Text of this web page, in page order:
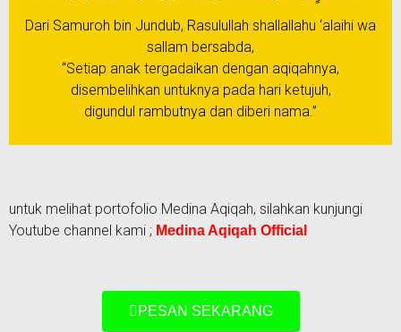
Dari Samuroh bin Jundub, Rasulullah shallallahu ‘alaihi wa
sallam bersabda,
“Setiap anak tergadaikan dengan aqiqahnya,
disembelihkan untuknya pada hari ketujuh,
digundul rambutnya dan diberi nama.”
untuk melihat portofolio Medina Aqiqah, silahkan kunjungi
Youtube channel kami ; Medina Aqiqah Official
PESAN SEKARANG